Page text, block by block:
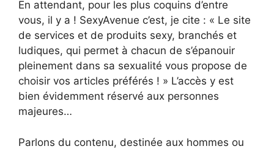
En attendant, pour les plus coquins d’entre
vous, il y a ! SexyAvenue c’est, je cite : « Le site
de services et de produits sexy, branchés et
ludiques, qui permet à chacun de s’épanouir
pleinement dans sa sexualité vous propose de
choisir vos articles préférés ! » L’accès y est
bien évidemment réservé aux personnes
majeures…
Parlons du contenu, destinée aux hommes ou